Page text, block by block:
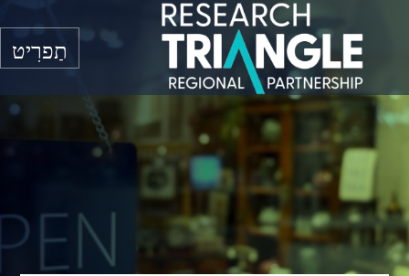
תַפרִיט